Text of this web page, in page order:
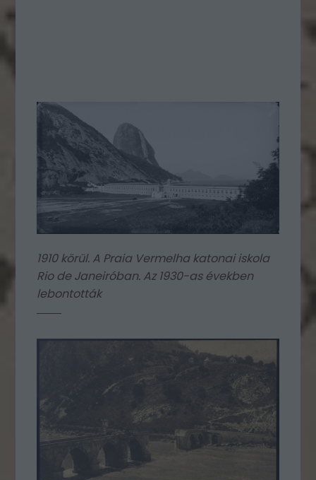
1910 körül. A Praia Vermelha katonai iskola
Rio de Janeiróban. Az 1930-as években
lebontották